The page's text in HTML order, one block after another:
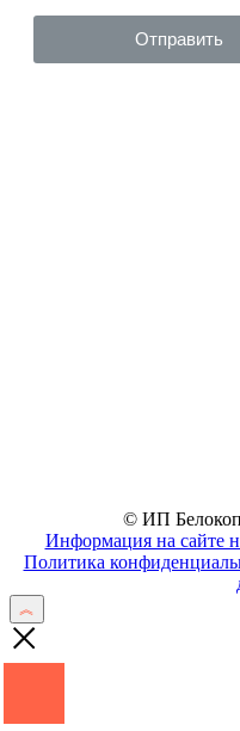
Отправить
© ИП
Информация на сайте
Политика